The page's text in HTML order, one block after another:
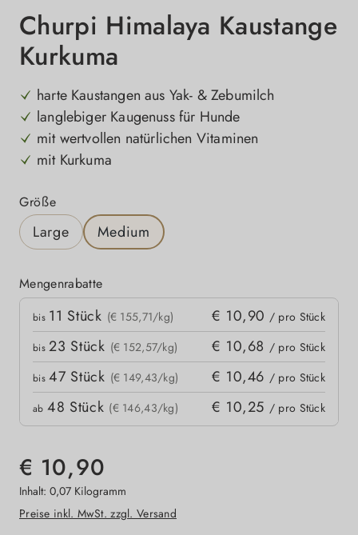
Churpi Himalaya Kaustange
Kurkuma
harte Kaustangen aus Yak- & Zebumilch
langlebiger Kaugenuss für Hunde
mit wertvollen natürlichen Vitaminen
mit Kurkuma
Größeauswählen
Large Medium
Mengenrabatte
Mengenrabatte
bis 11 Stück (€ 155,71/kg) € 10,90 / pro Stück
bis23 Stück (€ 152,57/kg) € 10,68 / pro Stück
bis47 Stück (€ 149,43/kg) € 10,46 / pro Stück
ab 48 Stück (€ 146,43/kg) € 10,25 / pro Stück
€ 10,90
Inhalt: 0,07 Kilogramm
Preise inkl. MwSt. zzgl. Versand